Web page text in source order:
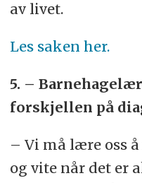
av livet.
Les saken her.
5. –
forskjellen på
– Vi må lære oss
og vite når det er